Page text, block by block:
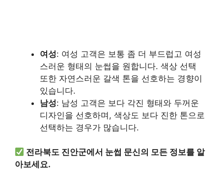
여성: 여성 고객은 보통 좀 더 부드럽고 여성
스러운 형태의 눈썹을 원합니다. 색상 선택
또한 자연스러운 갈색 톤을 선호하는 경향이
있습니다.
남성: 남성 고객은 보다 각진 형태와 두꺼운
디자인을 선호하며, 색상도 보다 진한 톤으로
선택하는 경우가 많습니다.
전라북도 진안군에서 눈썹 문신의 모든 정보를 알
아보세요.